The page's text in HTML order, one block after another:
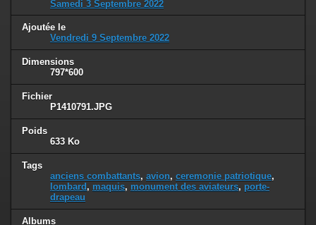
Samedi 3 Septembre 2022
Ajoutée le
Vendredi 9 Septembre 2022
Dimensions
797*600
Fichier
P1410791.JPG
Poids
633 Ko
Tags
anciens combattants, avion, ceremonie patriotique,
lombard , maquis, monument des aviateurs, porte-
drapeau
Albums